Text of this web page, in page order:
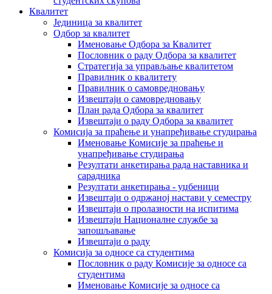
Квалитет
Јединица за квалитет
Одбор за квалитет
Именовање Одбора за Квалитет
Пословник о раду Одбора за квалитет
Стратегија за управљање квалитетом
Правилник о квалитету
Правилник о самовредновању
Извештаји о самовредновању
План рада Одбора за квалитет
Извештаји о раду Одбора за квалитет
Комисија за праћење и унапређивање студирања
Именовање Комисије за праћење и
унапређивање студирања
Резултати анкетирања рада наставника и
сарадника
Резултати анкетирања - уџбеници
Извештаји о одржаној настави у семестру
Извештаји о пролазности на испитима
Извештаји Националне службе за
запошљавање
Извештаји о раду
Комисија за односе са студентима
Пословник о раду Комисије за односе са
студентима
Именовање Комисије за односе са